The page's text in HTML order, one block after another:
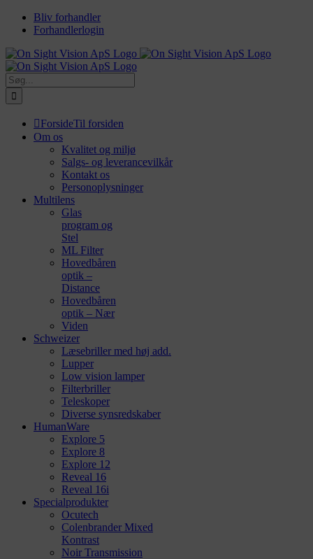
Skip
Bliv forhandler
Forhandlerlogin
Søg
efter:
ForsideTil forsiden
Om os
Kvalitet og miljø
Salgs- og leverancevilkår
Kontakt os
Personoplysninger
Multilens
Glas
program og
Stel
ML Filter
Hovedbåren
optik –
Distance
Hovedbåren
optik – Nær
Viden
Schweizer
Læsebriller med høj add.
Lupper
Low vision lamper
Filterbriller
Teleskoper
Diverse synsredskaber
HumanWare
Explore 5
Explore 8
Explore 12
Reveal 16
Reveal 16i
Specialprodukter
Ocutech
Colenbrander Mixed
Kontrast
Noir Transmission